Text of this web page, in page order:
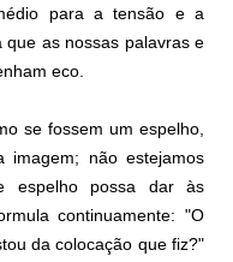
para a tensão e a
as nossas palavras e
eco.
se fossem um espelho,
não estejamos
espelho possa dar às
continuamente: "O
da colocação que fiz?"